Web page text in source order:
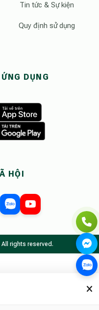
Tin tức & Sự kiện
Quy định sử dụng
DỤNG
HỘI
All rights reserved.